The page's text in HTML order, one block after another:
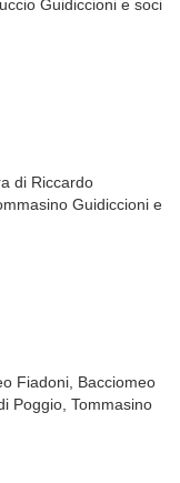
Guidiccioni e soci
di Riccardo
Guidiccioni e
Fiadoni, Bacciomeo
Poggio, Tommasino